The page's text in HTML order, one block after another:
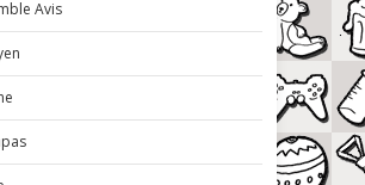
Avis